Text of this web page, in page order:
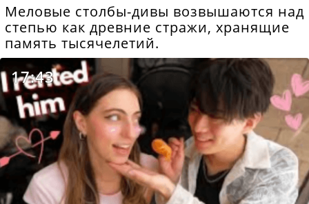
Меловые столбы-дивы возвышаются над
степью как древние стражи, хранящие
память тысячелетий.
17:43